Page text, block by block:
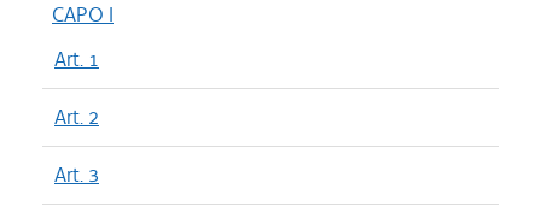
CAPO I
Art. 1
Art. 2
Art. 3